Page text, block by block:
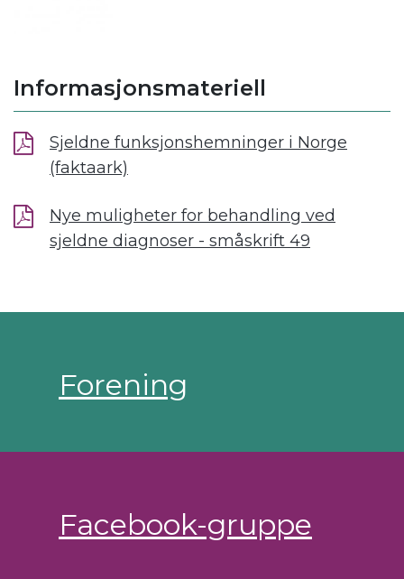
Informasjonsmateriell
Sjeldne funksjonshemninger i Norge
(faktaark)
Nye muligheter for behandling ved
sjeldne diagnoser - småskrift 49
Forening
Facebook-gruppe